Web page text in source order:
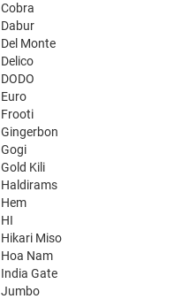
Cobra
Dabur
Del Monte
Delico
DODO
Euro
Frooti
Gingerbon
Gogi
Gold Kili
Haldirams
Hem
HI
Hikari Miso
Hoa Nam
India Gate
Jumbo